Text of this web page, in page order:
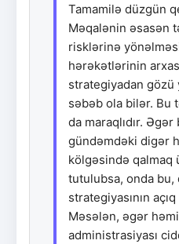
Tamamilə düzgün
Məqalənin əsasən
risklərinə
hərəkətlərinin
strategiyadan gözü
səbəb ola bilər. Bu
da maraqlıdır.
gündəmdəki digər
kölgəsində qalmaq
tutulubsa, onda bu,
strategiyasının
Məsələn, əgər
administrasiyası